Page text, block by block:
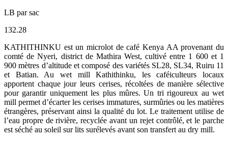
LB par sac
132.28
KATHITHINKU est un microlot de café Kenya AA provenant du
comté de Nyeri, district de Mathira West, cultivé entre 1 600 et 1
900 mètres d’altitude et composé des variétés SL28, SL34, Ruiru 11
et Batian. Au wet mill Kathithinku, les caféiculteurs locaux
apportent chaque jour leurs cerises, récoltées de manière sélective
pour garantir uniquement les plus mûres. Un tri rigoureux au wet
mill permet d’écarter les cerises immatures, surmûries ou les matières
étrangères, préservant ainsi la qualité du lot. Le traitement utilise de
l’eau propre de rivière, recyclée avant un rejet contrôlé, et le parche
est séché au soleil sur lits surélevés avant son transfert au dry mill.